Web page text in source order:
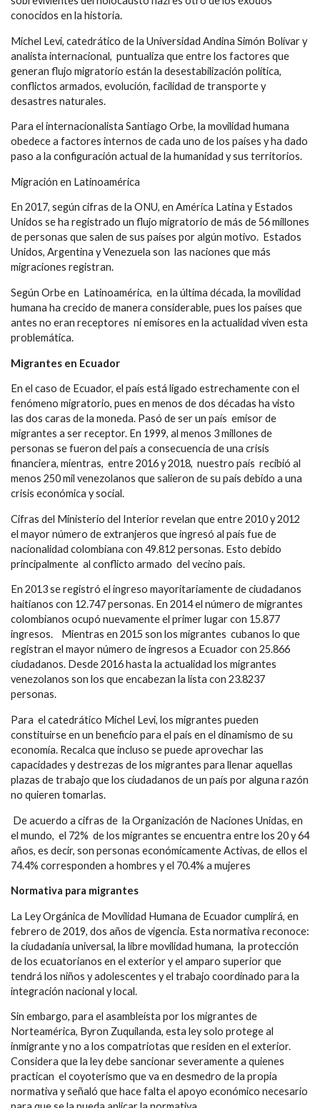
conocidos en la historia.
Michel Levi, catedrático de la Universidad Andina Simón Bolívar y
analista internacional, puntualiza que entre los factores que
generan flujo migratorio están la desestabilización política,
conflictos armados, evolución, facilidad de transporte y
desastres naturales.
Para el internacionalista Santiago Orbe, la movilidad humana
obedece a factores internos de cada uno de los países y ha dado
paso a la configuración actual de la humanidad y sus territorios.
Migración en Latinoamérica
En 2017, según cifras de la ONU, en América Latina y Estados
Unidos se ha registrado un flujo migratorio de más de 56 millones
de personas que salen de sus países por algún motivo. Estados
Unidos, Argentina y Venezuela son las naciones que más
migraciones registran.
Según Orbe en Latinoamérica, en la última década, la movilidad
humana ha crecido de manera considerable, pues los países que
antes no eran receptores ni emisores en la actualidad viven esta
problemática.
Migrantes en Ecuador
En el caso de Ecuador, el país está ligado estrechamente con el
fenómeno migratorio, pues en menos de dos décadas ha visto
las dos caras de la moneda. Pasó de ser un país emisor de
migrantes a ser receptor. En 1999, al menos 3 millones de
personas se fueron del país a consecuencia de una crisis
financiera, mientras, entre 2016 y 2018, nuestro país recibió al
menos 250 mil venezolanos que salieron de su país debido a una
crisis económica y social.
Cifras del Ministerio del Interior revelan que entre 2010 y 2012
el mayor número de extranjeros que ingresó al país fue de
nacionalidad colombiana con 49.812 personas. Esto debido
principalmente al conflicto armado del vecino país.
En 2013 se registró el ingreso mayoritariamente de ciudadanos
haitianos con 12.747 personas. En 2014 el número de migrantes
colombianos ocupó nuevamente el primer lugar con 15.877
ingresos. Mientras en 2015 son los migrantes cubanos lo que
registran el mayor número de ingresos a Ecuador con 25.866
ciudadanos. Desde 2016 hasta la actualidad los migrantes
venezolanos son los que encabezan la lista con 23.8237
personas.
Para el catedrático Michel Levi, los migrantes pueden
constituirse en un beneficio para el país en el dinamismo de su
economía. Recalca que incluso se puede aprovechar las
capacidades y destrezas de los migrantes para llenar aquellas
plazas de trabajo que los ciudadanos de un país por alguna razón
no quieren tomarlas.
De acuerdo a cifras de la Organización de Naciones Unidas, en
el mundo, el 72% de los migrantes se encuentra entre los 20 y 64
años, es decir, son personas económicamente Activas, de ellos el
74.4% corresponden a hombres y el 70.4% a mujeres
Normativa para migrantes
La Ley Orgánica de Movilidad Humana de Ecuador cumplirá, en
febrero de 2019, dos años de vigencia. Esta normativa reconoce:
la ciudadanía universal, la libre movilidad humana, la protección
de los ecuatorianos en el exterior y el amparo superior que
tendrá los niños y adolescentes y el trabajo coordinado para la
integración nacional y local.
Sin embargo, para el asambleísta por los migrantes de
Norteamérica, Byron Zuquilanda, esta ley solo protege al
inmigrante y no a los compatriotas que residen en el exterior.
Considera que la ley debe sancionar severamente a quienes
practican el coyoterismo que va en desmedro de la propia
normativa y señaló que hace falta el apoyo económico necesario